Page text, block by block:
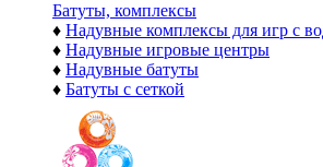
Батуты, комплексы
♦ Надувные комплексы для игр с
♦ Надувные игровые центры
♦ Надувные батуты
♦ Батуты с сеткой